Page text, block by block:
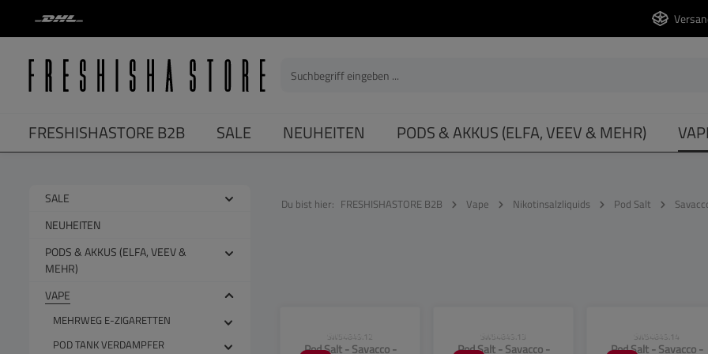
Zur Hauptnavigation springen
FRESHISHASTORE B2B SALE NEUHEITEN PODS & AKKUS (ELFA, VEEV & MEHR)
SALE
NEUHEITEN
PODS & AKKUS (ELFA, VEEV &
MEHR)
VAPE
MEHRWEG E-ZIGARETTEN
POD TANK VERDAMPFER
Du bist hier: FRESHISHASTORE B2B Vape Nikotinsalzliquids Pod Salt
CLP-Hinweise beachten!
SW54849.12
Pod Salt - Savacco -
CLP-Hinweise beachten!
SW54849.13
Pod Salt - Savacco -
CLP-Hinweise beachten!
SW54849.14
Pod Salt - Savacco -